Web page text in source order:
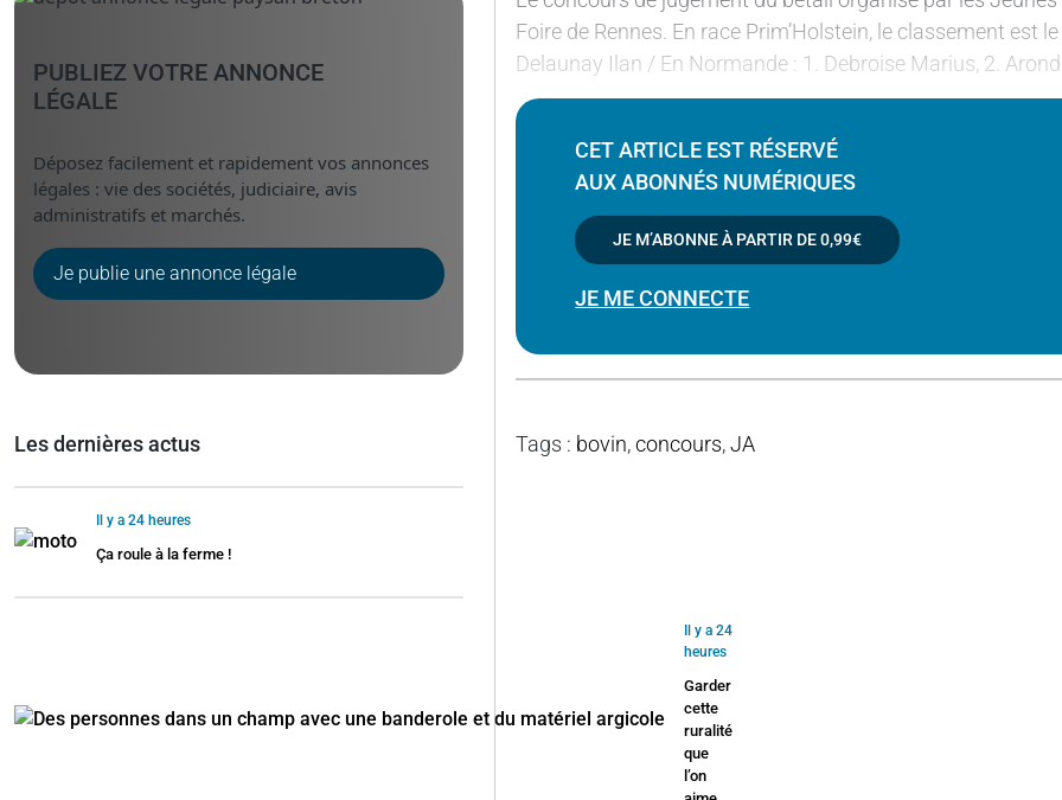
Foire de Rennes. En race Prim’Holstein, le classement est
Delaunay Ilan / En Normande : 1. Debroise Marius, 2.
CET ARTICLE EST RÉSERVÉ
AUX ABONNÉS NUMÉRIQUES
JE M’ABONNE À PARTIR DE0,99€
JE ME CONNECTE
Tags : bovin,concours,JA
PUBLIEZ VOTRE ANNONCE
LÉGALE
Déposez facilement et rapidement vos annonces
légales : vie des sociétés, judiciaire, avis
administratifs et marchés.
Je publie une annonce légale
Les dernières actus
Il y a 24 heures
Ça roule à la ferme !
Il y a 24
heures
Garder
cette
ruralité
que
l’on